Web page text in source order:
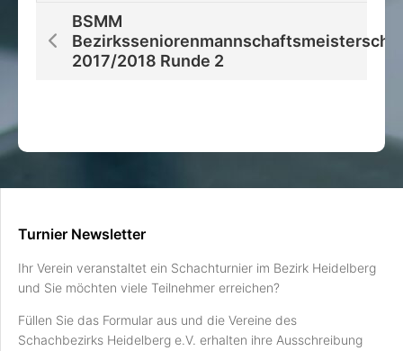
BSMM
2017/2018 Runde 2
Turnier Newsletter
Ihr Verein veranstaltet ein Schachturnier im Bezirk Heidelberg
und Sie möchten viele Teilnehmer erreichen?
Füllen Sie das Formular aus und die Vereine des
Schachbezirks Heidelberg e.V. erhalten ihre Ausschreibung